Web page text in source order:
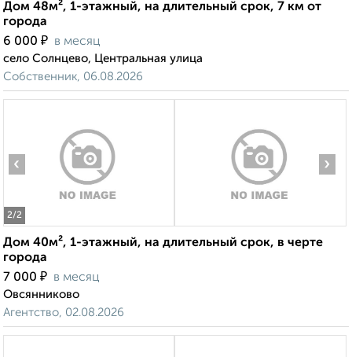
Дом 48м², 1-этажный, на длительный срок, 7 км от
города
6 000 ₽ в месяц
село Солнцево, Центральная улица
Собственник, 06.08.2026
2/2
‹ ›
Дом 40м², 1-этажный, на длительный срок, в черте
города
7 000 ₽ в месяц
Овсянниково
Агентство, 02.08.2026